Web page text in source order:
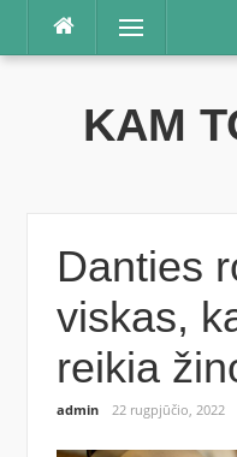
Praleisti
Meniu
KAM
Danties
viskas,
reikia
admin 22 rugpjūčio, 2022